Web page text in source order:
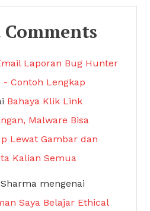
Comments
Laporan Bug Hunter
- Contoh Lengkap
Bahaya Klik Link
Malware Bisa
Lewat Gambar dan
Kalian Semua
mengenai
Saya Belajar Ethical